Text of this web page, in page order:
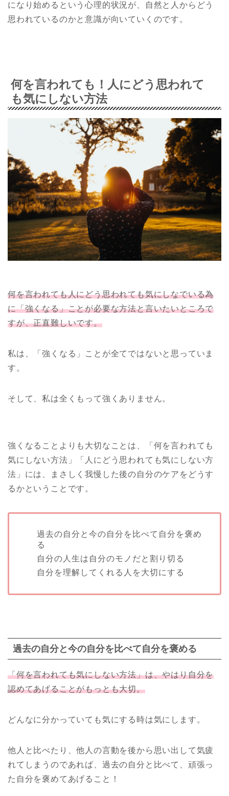
になり始めるという心理的状況が、自然と人からどう
思われているのかと意識が向いていくのです。
何を言われても！人にどう思われて
も気にしない方法
何を言われても人にどう思われても気にしなでいる為
に「強くなる」ことが必要な方法と言いたいところで
すが、正直難しいです。
私は、「強くなる」ことが全てではないと思っていま
す。
そして、私は全くもって強くありません。
強くなることよりも大切なことは、「何を言われても
気にしない方法」「人にどう思われても気にしない方
法」には、まさしく我慢した後の自分のケアをどうす
るかということです。
過去の自分と今の自分を比べて自分を褒め
る
自分の人生は自分のモノだと割り切る
自分を理解してくれる人を大切にする
過去の自分と今の自分を比べて自分を褒める
「何を言われても気にしない方法」は、やはり自分を
認めてあげることがもっとも大切。
どんなに分かっていても気にする時は気にします。
他人と比べたり、他人の言動を後から思い出して気疲
れてしまうのであれば、過去の自分と比べて、頑張っ
た自分を褒めてあげること！